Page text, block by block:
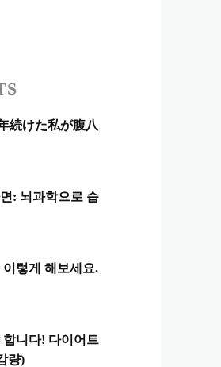
続けた私が腹八
: 뇌과학으로 습
렇게 해보세요.
니다! 다이어트
량)